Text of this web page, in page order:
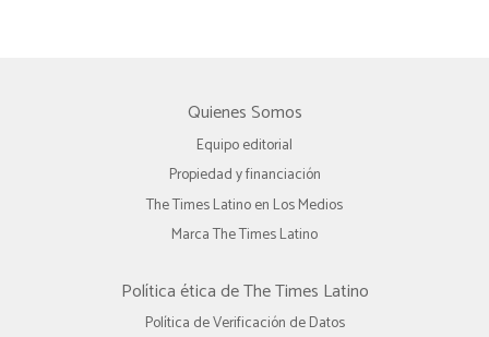
Quienes Somos
Equipo editorial
Propiedad y financiación
The Times Latino en Los Medios
Marca The Times Latino
Política ética de The Times Latino
Política de Verificación de Datos